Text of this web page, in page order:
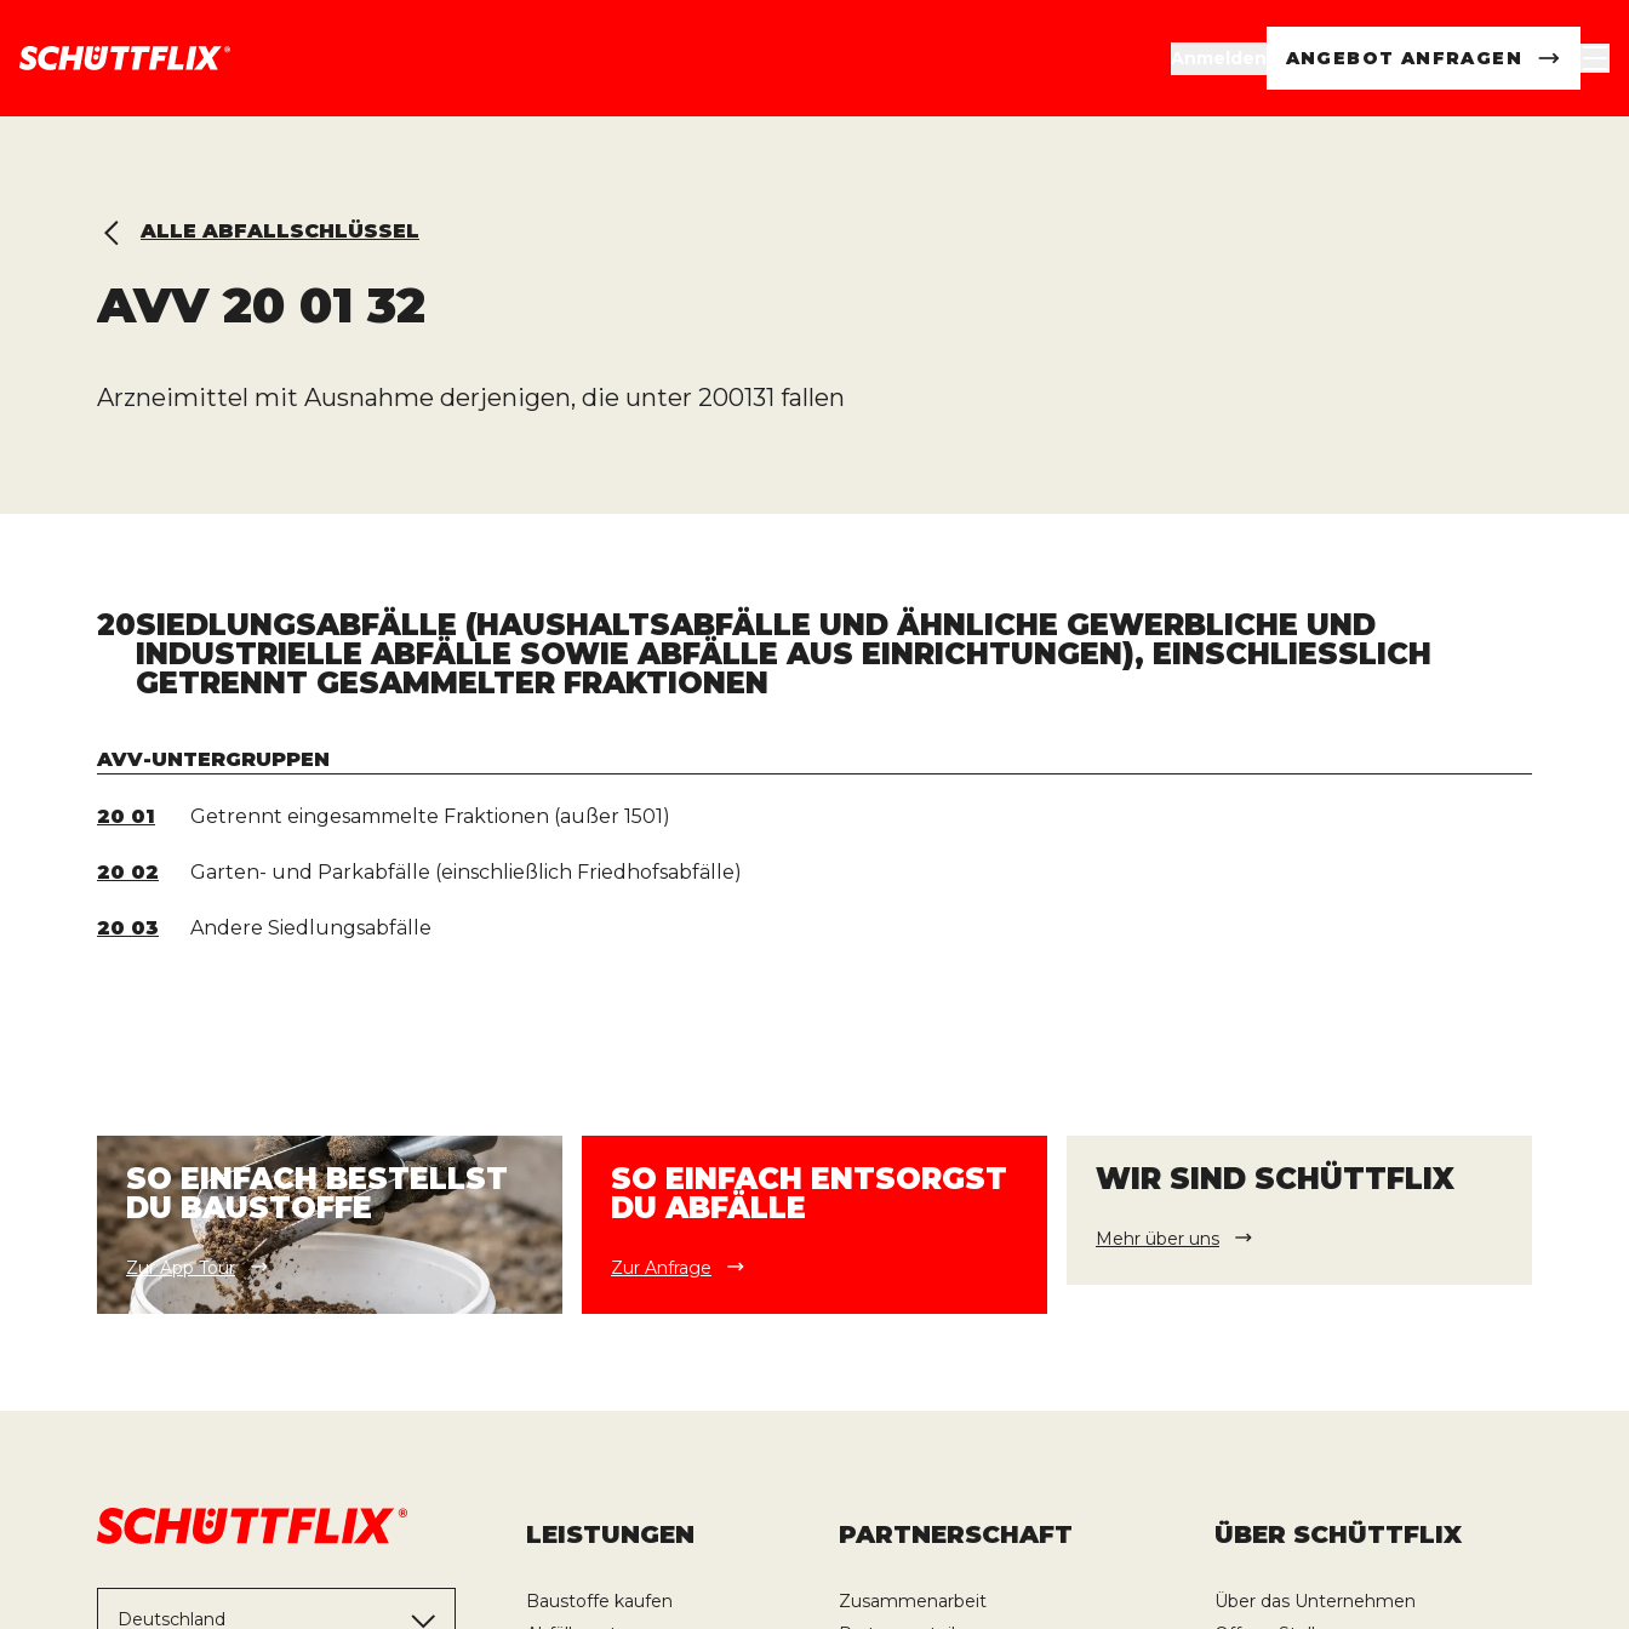
ANGEBOT ANFRAGEN
ALLE ABFALLSCHLÜSSEL
AVV20 01 32
Arzneimittel mit Ausnahme derjenigen, die unter 200131 fallen
20SIEDLUNGSABFÄLLE (HAUSHALTSABFÄLLE UND ÄHNLICHE GEWERBLICHE UND
INDUSTRIELLE ABFÄLLE SOWIE ABFÄLLE AUS EINRICHTUNGEN), EINSCHLIESSLICH G
ETRENNT GESAMMELTER FRAKTIONEN
AVV-UNTERGRUPPEN
20 01 Getrennt eingesammelte Fraktionen (außer 1501)
20 02 Garten- und Parkabfälle (einschließlich Friedhofsabfälle)
20 03 Andere Siedlungsabfälle
SO EINFACH BESTELLST
DU BAUSTOFFE
Zur App Tour
SO EINFACH ENTSORGST
DU ABFÄLLE
Zur Anfrage
WIR SIND SCHÜTTFLIX
Mehr über uns
Deutschland
LEISTUNGEN
Baustoffe kaufen
PARTNERSCHAFT
Zusammenarbeit
ÜBER SCHÜTTFLIX
Über das Unternehmen